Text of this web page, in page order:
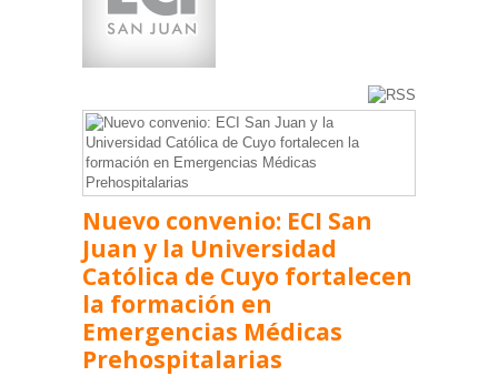
Nuevo convenio: ECI San
Juan y la Universidad
Católica de Cuyo fortalecen
la formación en
Emergencias Médicas
Prehospitalarias